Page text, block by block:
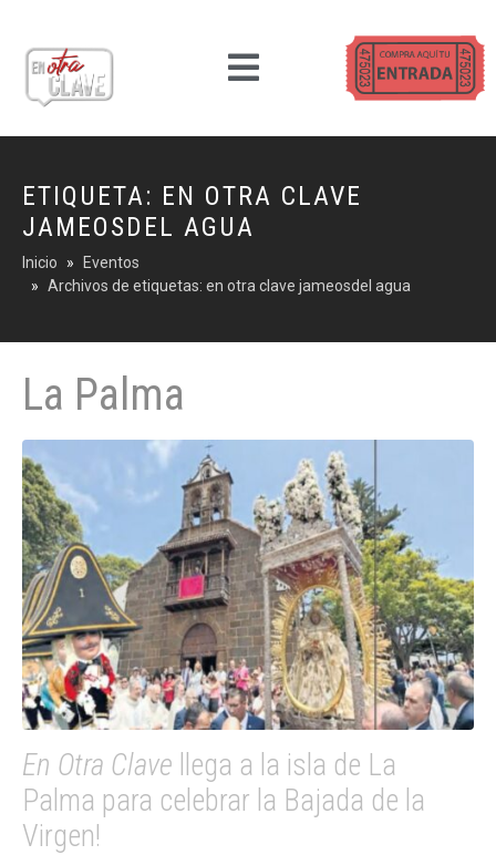
ETIQUETA: EN OTRA CLAVE
JAMEOSDEL AGUA
Inicio
Eventos
Archivos de etiquetas: en otra clave jameosdel agua
La Palma
En Otra Clave llega a la isla de La
Palma para celebrar la Bajada de la
Virgen!